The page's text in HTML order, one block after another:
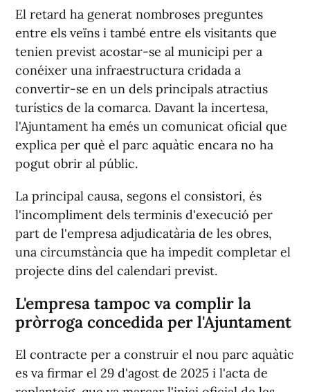
El retard ha generat nombroses preguntes
entre els veïns i també entre els visitants que
tenien previst acostar-se al municipi per a
conéixer una infraestructura cridada a
convertir-se en un dels principals atractius
turístics de la comarca. Davant la incertesa,
l'Ajuntament ha emés un comunicat oficial que
explica per què el parc aquàtic encara no ha
pogut obrir al públic.
La principal causa, segons el consistori, és
l'incompliment dels terminis d'execució per
part de l'empresa adjudicatària de les obres,
una circumstància que ha impedit completar el
projecte dins del calendari previst.
L'empresa tampoc va complir la
pròrroga concedida per l'Ajuntament
El contracte per a construir el nou parc aquàtic
es va firmar el 29 d'agost de 2025 i l'acta de